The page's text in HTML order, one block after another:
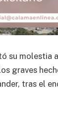
su molestia
graves
tras el